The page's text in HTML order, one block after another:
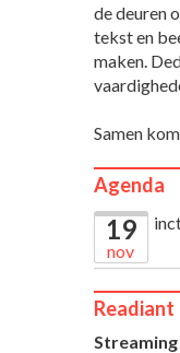
de deuren
tekst en
maken.
Samen
Agenda
19
nov
Readiant